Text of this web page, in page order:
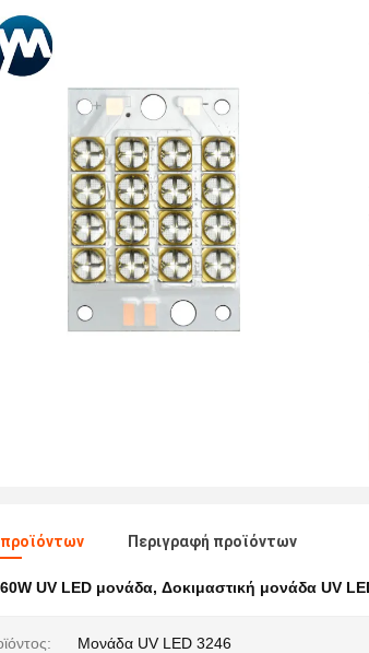
Περιγραφή προϊόντων
UV LED μονάδα, Δοκιμαστική μονάδα UV
Μονάδα UV LED 3246